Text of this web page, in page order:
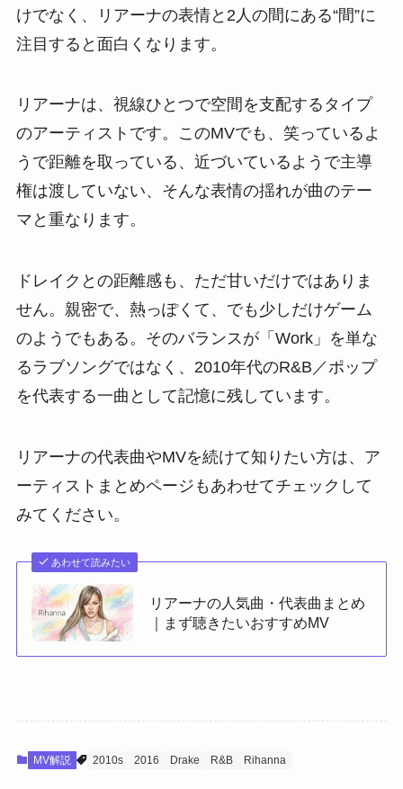
けでなく、リアーナの表情と2人の間にある“間”に
注目すると面白くなります。
リアーナは、視線ひとつで空間を支配するタイプ
のアーティストです。このMVでも、笑っているよ
うで距離を取っている、近づいているようで主導
権は渡していない、そんな表情の揺れが曲のテー
マと重なります。
ドレイクとの距離感も、ただ甘いだけではありま
せん。親密で、熱っぽくて、でも少しだけゲーム
のようでもある。そのバランスが「Work」を単な
るラブソングではなく、2010年代のR&B／ポップ
を代表する一曲として記憶に残しています。
リアーナの代表曲やMVを続けて知りたい方は、ア
ーティストまとめページもあわせてチェックして
みてください。
あわせて読みたい
リアーナの人気曲・代表曲まとめ
｜まず聴きたいおすすめMV
MV解説 2010s 2016 Drake R&B Rihanna